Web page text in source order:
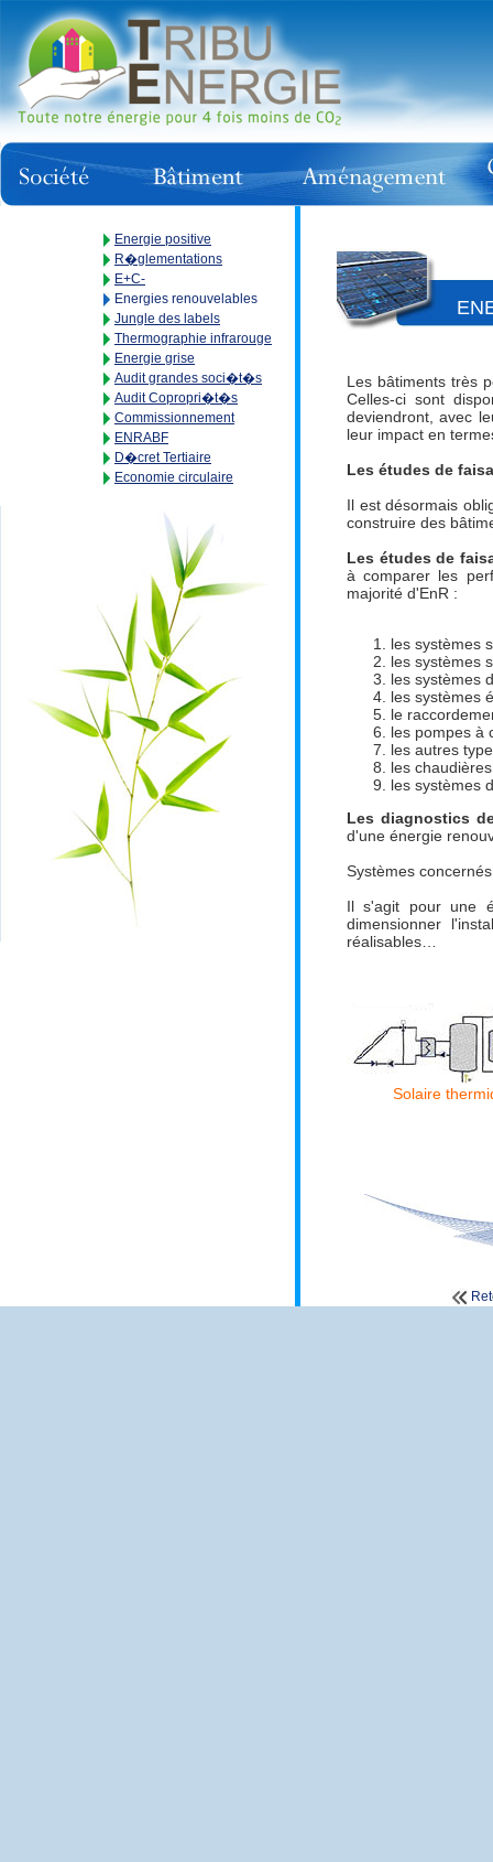
Energie positive
R�glementations
E+C-
Energies renouvelables
Jungle des labels
Thermographie infrarouge
Energie grise
Audit grandes soci�t�s
Audit Copropri�t�s
Commissionnement
ENRABF
D�cret Tertiaire
Economie circulaire
Les bâtiments très
Celles-ci sont
deviendront, avec
leur impact en
Les études de
Il est désormais
construire des
Les études de
à comparer les
majorité d'EnR :
les systèmes
les systèmes
les systèmes
les systèmes
le
les pompes à
les autres
les
les systèmes
Les diagnostics
d'une énergie
Systèmes
Il s'agit pour une
dimensionner
réalisables…
Solaire